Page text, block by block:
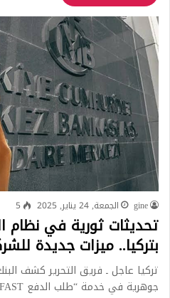
gine الجمعة, 24 يناير, 2025 5
بتركيا.. ميزات جديدة
تركيا عاجل ـ فريق التحرير كشف
جوهرية في خدمة “طلب الدفع FAST”، مضيفًا ميزات متقدمة…